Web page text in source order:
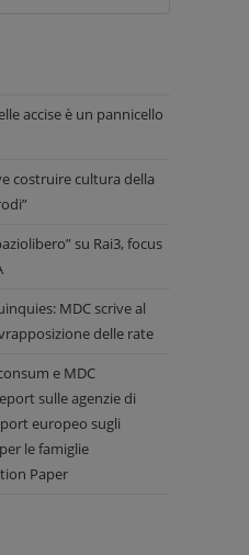
accise è un pannicello
costruire cultura della
su Rai3, focus
MDC scrive al
delle rate
e MDC
sulle agenzie di
europeo sugli
le famiglie
Paper